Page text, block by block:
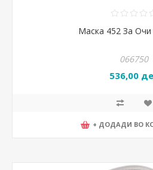
Маска 452 За Очи
066750
536,00
+ ДОДАДИ ВО